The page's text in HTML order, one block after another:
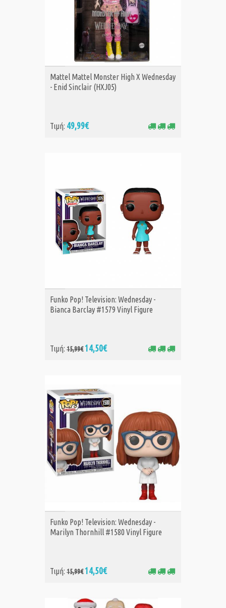
ΑΓΟΡΑ
Mattel Mattel Monster High X Wednesday
- Enid Sinclair (HXJ05)
Τιμή: 49,99€
ΑΓΟΡΑ
Funko Pop! Television: Wednesday -
Bianca Barclay #1579 Vinyl Figure
Τιμή: 15,99€ 14,50€
ΑΓΟΡΑ
Funko Pop! Television: Wednesday -
Marilyn Thornhill #1580 Vinyl Figure
Τιμή: 15,99€ 14,50€